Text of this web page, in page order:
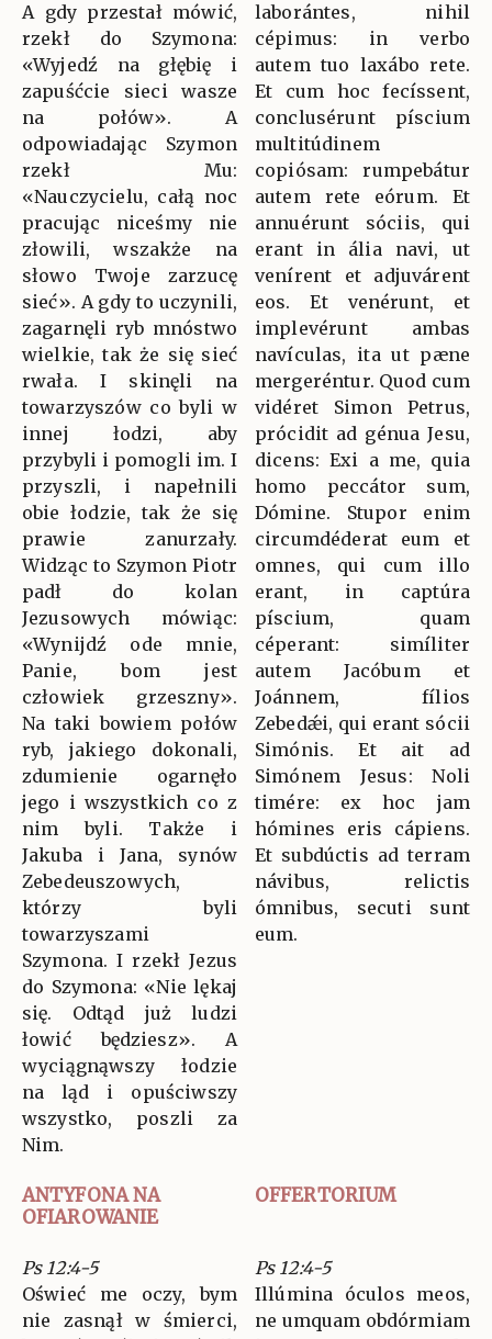
A gdy przestał mówić,
rzekł do Szymona:
«Wyjedź na głębię i
zapuśćcie sieci wasze
na połów». A
odpowiadając Szymon
rzekł Mu:
«Nauczycielu, całą noc
pracując niceśmy nie
złowili, wszakże na
słowo Twoje zarzucę
sieć». A gdy to uczynili,
zagarnęli ryb mnóstwo
wielkie, tak że się sieć
rwała. I skinęli na
towarzyszów co byli w
innej łodzi, aby
przybyli i pomogli im. I
przyszli, i napełnili
obie łodzie, tak że się
prawie zanurzały.
Widząc to Szymon Piotr
padł do kolan
Jezusowych mówiąc:
«Wynijdź ode mnie,
Panie, bom jest
człowiek grzeszny».
Na taki bowiem połów
ryb, jakiego dokonali,
zdumienie ogarnęło
jego i wszystkich co z
nim byli. Także i
Jakuba i Jana, synów
Zebedeuszowych,
którzy byli
towarzyszami
Szymona. I rzekł Jezus
do Szymona: «Nie lękaj
się. Odtąd już ludzi
łowić będziesz». A
wyciągnąwszy łodzie
na ląd i opuściwszy
wszystko, poszli za
Nim.
laborántes, nihil
cépimus: in verbo
autem tuo laxábo rete.
Et cum hoc fecíssent,
conclusérunt píscium
multitúdinem
copiósam: rumpebátur
autem rete eórum. Et
annuérunt sóciis, qui
erant in ália navi, ut
venírent et adjuvárent
eos. Et venérunt, et
implevérunt ambas
navículas, ita ut pæne
mergeréntur. Quod cum
vidéret Simon Petrus,
prócidit ad génua Jesu,
dicens: Exi a me, quia
homo peccátor sum,
Dómine. Stupor enim
circumdéderat eum et
omnes, qui cum illo
erant, in captúra
píscium, quam
céperant: simíliter
autem Jacóbum et
Joánnem, fílios
Zebedǽi, qui erant sócii
Simónis. Et ait ad
Simónem Jesus: Noli
timére: ex hoc jam
hómines eris cápiens.
Et subdúctis ad terram
návibus, relictis
ómnibus, secuti sunt
eum.
ANTYFONA NA
OFIAROWANIE
OFFERTORIUM
Ps 12:4-5
Oświeć me oczy, bym
nie zasnął w śmierci,
Ps 12:4-5
Illúmina óculos meos,
ne umquam obdórmiam